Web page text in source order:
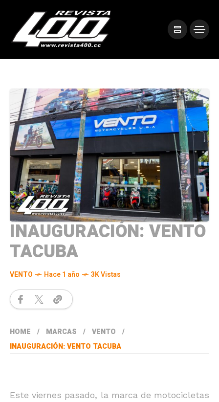
INAUGURACIÓN: VENTO
TACUBA
VENTO Hace 1 año 3K Vistas
HOME MARCAS
VENTO
INAUGURACIÓN: VENTO TACUBA
Este viernes pasado, la marca de motocicletas